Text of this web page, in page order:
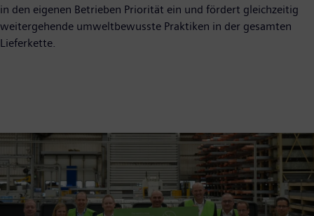
in den eigenen Betrieben Priorität ein und fördert gleichzeitig
weitergehende umweltbewusste Praktiken in der gesamten
Lieferkette.